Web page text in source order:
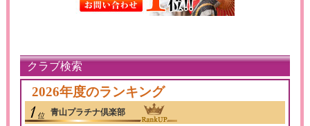
クラブ検索
2026年度のランキング
青山プラチナ倶楽部